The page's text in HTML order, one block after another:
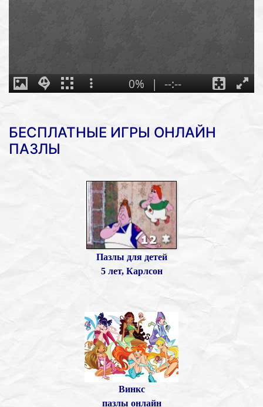
БЕСПЛАТНЫЕ ИГРЫ ОНЛАЙН
ПАЗЛЫ
Пазлы для детей
5 лет, Карлсон
Винкс
пазлы онлайн